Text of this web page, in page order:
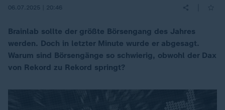
06.07.2025 | 20:46
Brainlab sollte der größte Börsengang des Jahres
werden. Doch in letzter Minute wurde er abgesagt.
Warum sind Börsengänge so schwierig, obwohl der Dax
von Rekord zu Rekord springt?